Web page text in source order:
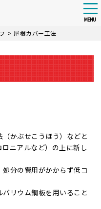
MENU
> 屋根カバー工法
かぶせこうほう）などと
ニアルなど）の上に新し
分の費用がかからず低コ
リウム鋼板を用いること